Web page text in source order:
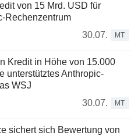
von 15 Mrd. USD für
Rechenzentrum
30.07.
MT
Kredit in Höhe von 15.000
unterstütztes Anthropic-
WSJ
30.07.
MT
sichert sich Bewertung von